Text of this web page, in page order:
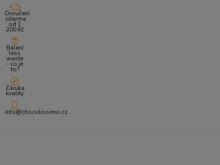
Doručení
zdarma
od 1
200 Kč
Balení
less
waste
- co je
to?
Záruka
kvality
info@chocolissimo.cz